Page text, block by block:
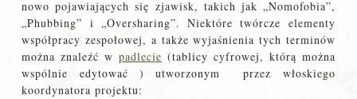
nowo pojawiających się zjawisk, takich jak „Nomofobia”,
„Phubbing” i „Oversharing”. Niektóre twórcze elementy
współpracy zespołowej, a także wyjaśnienia tych terminów
można znaleźć wpadlecie (tablicy cyfrowej, którą można
wspólnie edytować ) utworzonym przez włoskiego
koordynatora projektu: